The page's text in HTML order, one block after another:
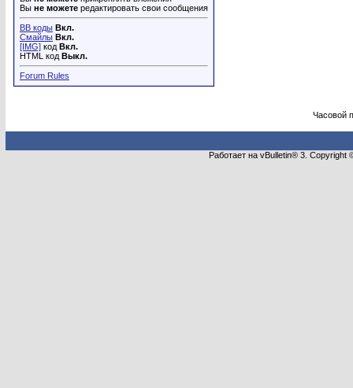
Вы не можете редактировать свои сообщения
BB коды Вкл.
Смайлы Вкл.
[IMG] код Вкл.
HTML код Выкл.
Forum Rules
Часовой
Работает на vBulletin® 3.